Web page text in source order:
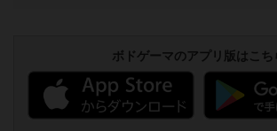
ボドゲーマのアプリ版はこち